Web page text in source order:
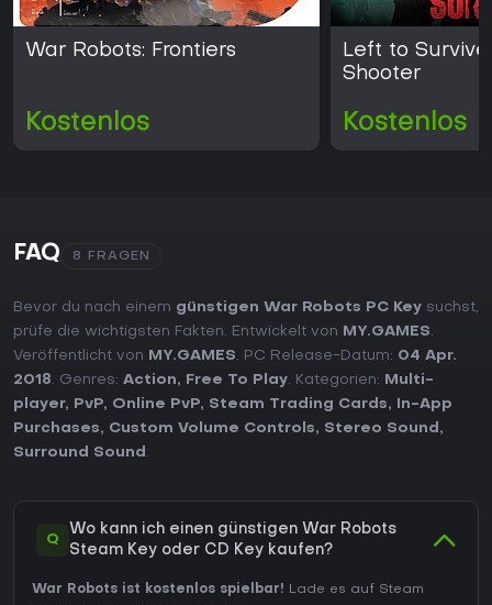
War Robots: Frontiers
Kostenlos
Left to
Shooter
Kostenlos
FAQ 8 FRAGEN
Bevor du nach einem günstigen War Robots PC Key suchst,
prüfe die wichtigsten Fakten. Entwickelt von
MY.GAMES.
Veröffentlicht von
MY.GAMES. PC Release-Datum: 04 Apr.
2018. Genres: Action, Free To Play. Kategorien:
Multi-
player, PvP, Online PvP, Steam Trading Cards,
In-App
Purchases, Custom Volume Controls, Stereo Sound ,
Surround Sound .
Q
Wo kann ich einen günstigen War Robots
Steam Key oder CD Key kaufen?
War Robots ist kostenlos spielbar! Lade es auf Steam